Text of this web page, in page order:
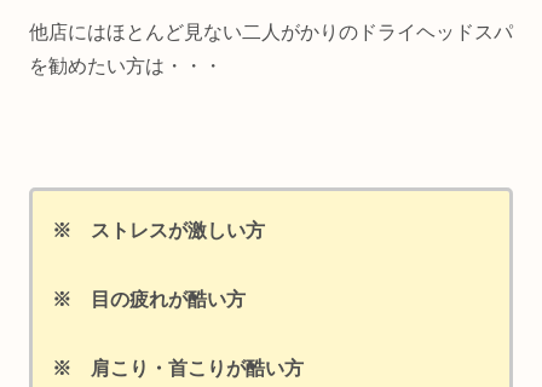
他店にはほとんど見ない二人がかりのドライヘッドスパ
を勧めたい方は・・・
※ ストレスが激しい方
※ 目の疲れが酷い方
※ 肩こり・首こりが酷い方